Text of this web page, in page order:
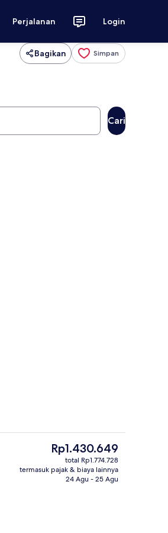
Perjalanan Login
Bagikan Simpan
Cari
Meja kerja dan seprai linen
Harga
saat
ini
Rp1.430.649
Rp1.430.649
total Rp1.774.728
termasuk pajak & biaya lainnya
24 Agu - 25 Agu